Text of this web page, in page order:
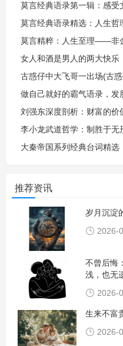
莫言经典语录第一辑：感受
古惑仔中大飞哥一出场(古
做自己就好的霸气语录，发
李小龙武道哲学：制胜于无
推荐资讯
岁月沉淀
2026-
不曾后悔
浅，也无
2026-
生来不富
2026-